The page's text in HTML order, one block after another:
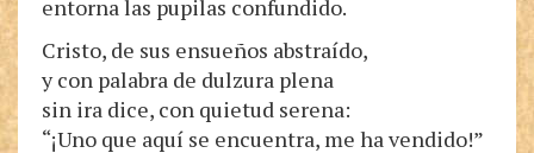
entorna las pupilas confundido.
Cristo, de sus ensueños abstraído,
y con palabra de dulzura plena
sin ira dice, con quietud serena:
“¡Uno que aquí se encuentra, me ha vendido!”